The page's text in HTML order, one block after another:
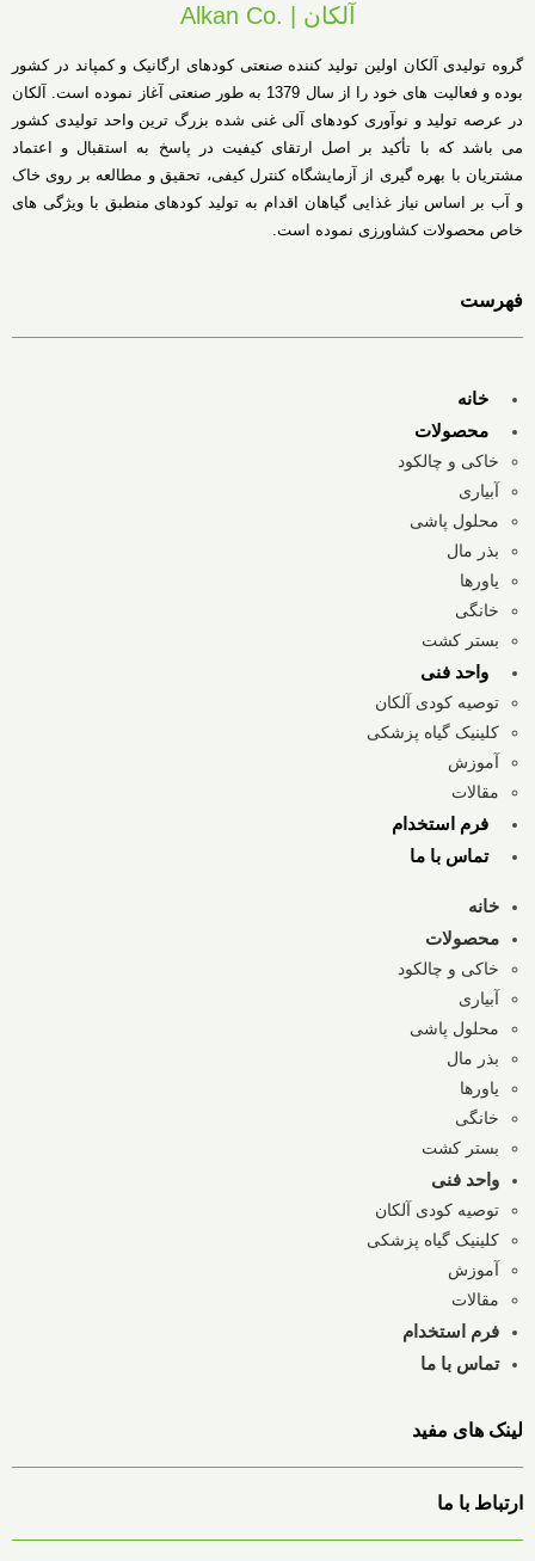
آلکان | .Alkan Co
گروه تولیدی آلکان اولین تولید کننده صنعتی کودهای ارگانیک و کمپاند در کشور
بوده و فعالیت های خود را از سال 1379 به طور صنعتی آغاز نموده است. آلکان
در عرصه تولید و نوآوری کودهای آلی غنی شده بزرگ ترین واحد تولیدی کشور
می باشد که با تأکید بر اصل ارتقای کیفیت در پاسخ به استقبال و اعتماد
مشتریان با بهره گیری از آزمایشگاه کنترل کیفی، تحقیق و مطالعه بر روی خاک
و آب بر اساس نیاز غذایی گیاهان اقدام به تولید کودهای منطبق با ویژگی های
خاص محصولات کشاورزی نموده است.
فهرست
خانه
محصولات
خاکی و چالکود
آبیاری
محلول پاشی
بذر مال
یاورها
خانگی
بستر کشت
واحد فنی
توصیه کودی آلکان
کلینیک گیاه پزشکی
آموزش
مقالات
فرم استخدام
تماس با ما
خانه
محصولات
خاکی و چالکود
آبیاری
محلول پاشی
بذر مال
یاورها
خانگی
بستر کشت
واحد فنی
توصیه کودی آلکان
کلینیک گیاه پزشکی
آموزش
مقالات
فرم استخدام
تماس با ما
لینک های مفید
ارتباط با ما